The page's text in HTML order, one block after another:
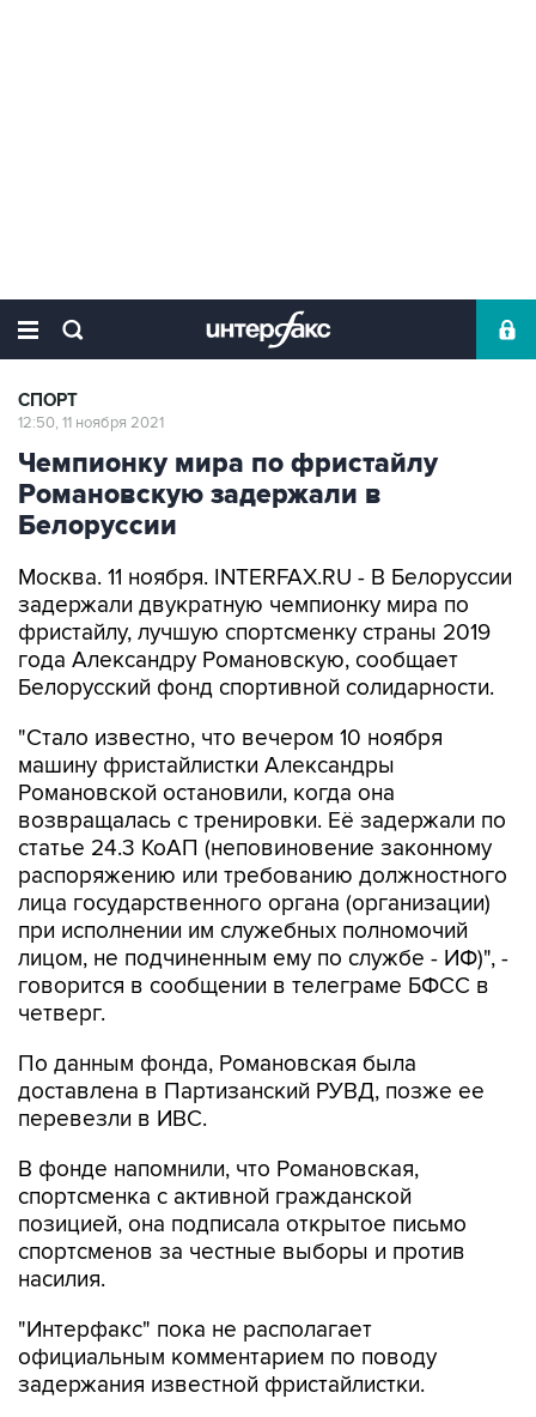
СПОРТ
12:50, 11 ноября 2021
Чемпионку мира по фристайлу
Романовскую задержали в
Белоруссии
Москва. 11 ноября. INTERFAX.RU - В Белоруссии
задержали двукратную чемпионку мира по
фристайлу, лучшую спортсменку страны 2019
года Александру Романовскую, сообщает
Белорусский фонд спортивной солидарности.
"Стало известно, что вечером 10 ноября
машину фристайлистки Александры
Романовской остановили, когда она
возвращалась с тренировки. Её задержали по
статье 24.3 КоАП (неповиновение законному
распоряжению или требованию должностного
лица государственного органа (организации)
при исполнении им служебных полномочий
лицом, не подчиненным ему по службе - ИФ)", -
говорится в сообщении в телеграме БФСС в
четверг.
По данным фонда, Романовская была
доставлена в Партизанский РУВД, позже ее
перевезли в ИВС.
В фонде напомнили, что Романовская,
спортсменка с активной гражданской
позицией, она подписала открытое письмо
спортсменов за честные выборы и против
насилия.
"Интерфакс" пока не располагает
официальным комментарием по поводу
задержания известной фристайлистки.